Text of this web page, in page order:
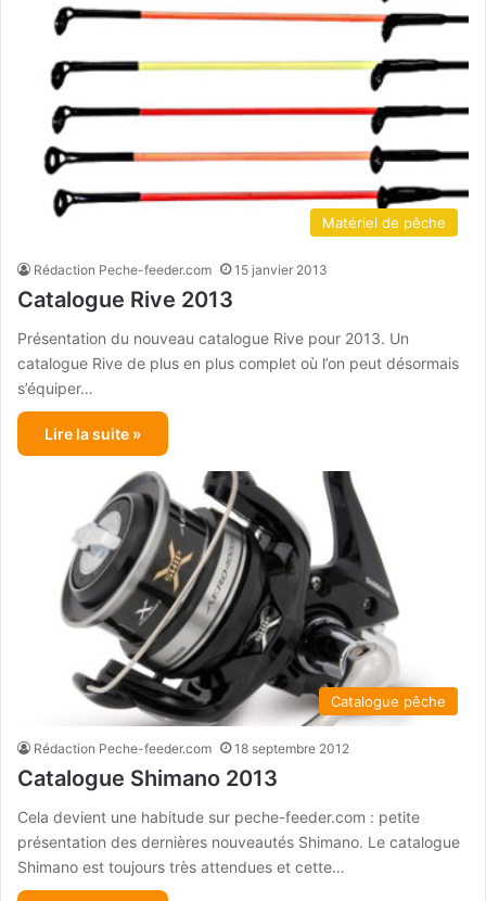
Matériel de pêche
Rédaction Peche-feeder.com 15 janvier 2013
Catalogue Rive 2013
Présentation du nouveau catalogue Rive pour 2013. Un
catalogue Rive de plus en plus complet où l’on peut désormais
s’équiper…
Lire la suite »
Catalogue pêche
Rédaction Peche-feeder.com 18 septembre 2012
Catalogue Shimano 2013
Cela devient une habitude sur peche-feeder.com : petite
présentation des dernières nouveautés Shimano. Le catalogue
Shimano est toujours très attendues et cette…